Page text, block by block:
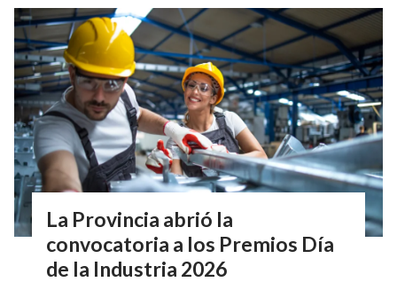
La Provincia abrió la
convocatoria a los Premios Día
de la Industria 2026